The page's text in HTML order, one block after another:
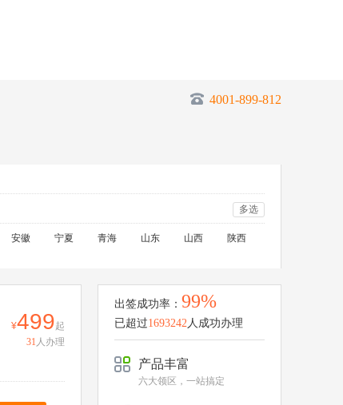
4001-899-812
多选
安徽 宁夏 青海 山东 山西
陕西
499起
31 人办理
出签成功率： 99%
已超过1693242人成功办理
产品丰富
六大领区，一站搞定